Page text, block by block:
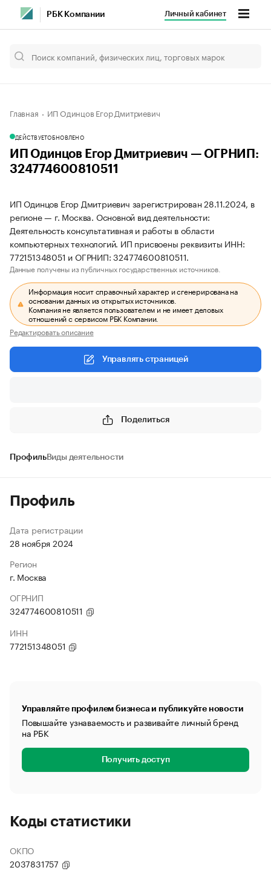
РБК Компании Личный кабинет
Главная ИП Одинцов Егор Дмитриевич
ДЕЙСТВУЕТОБНОВЛЕНО
ИП Одинцов Егор Дмитриевич — ОГРНИП:
324774600810511
ИП Одинцов Егор Дмитриевич зарегистрирован 28.11.2024, в
регионе — г. Москва. Основной вид деятельности:
Деятельность консультативная и работы в области
компьютерных технологий. ИП присвоены реквизиты ИНН:
772151348051 и ОГРНИП: 324774600810511.
Данные получены из публичных государственных источников.
Информация носит справочный характер и сгенерирована на
основании данных из открытых источников.
Компания не является пользователем и не имеет деловых
отношений с сервисом РБК Компании.
Редактировать описание
Управлять страницей
Поделиться
ПрофильВиды деятельности
Профиль
Дата регистрации
28 ноября 2024
Регион
г. Москва
ОГРНИП
324774600810511
ИНН
772151348051
Управляйте профилем бизнеса и публикуйте новости
Повышайте узнаваемость и развивайте личный бренд
на РБК
Получить доступ
Коды статистики
ОКПО
2037831757